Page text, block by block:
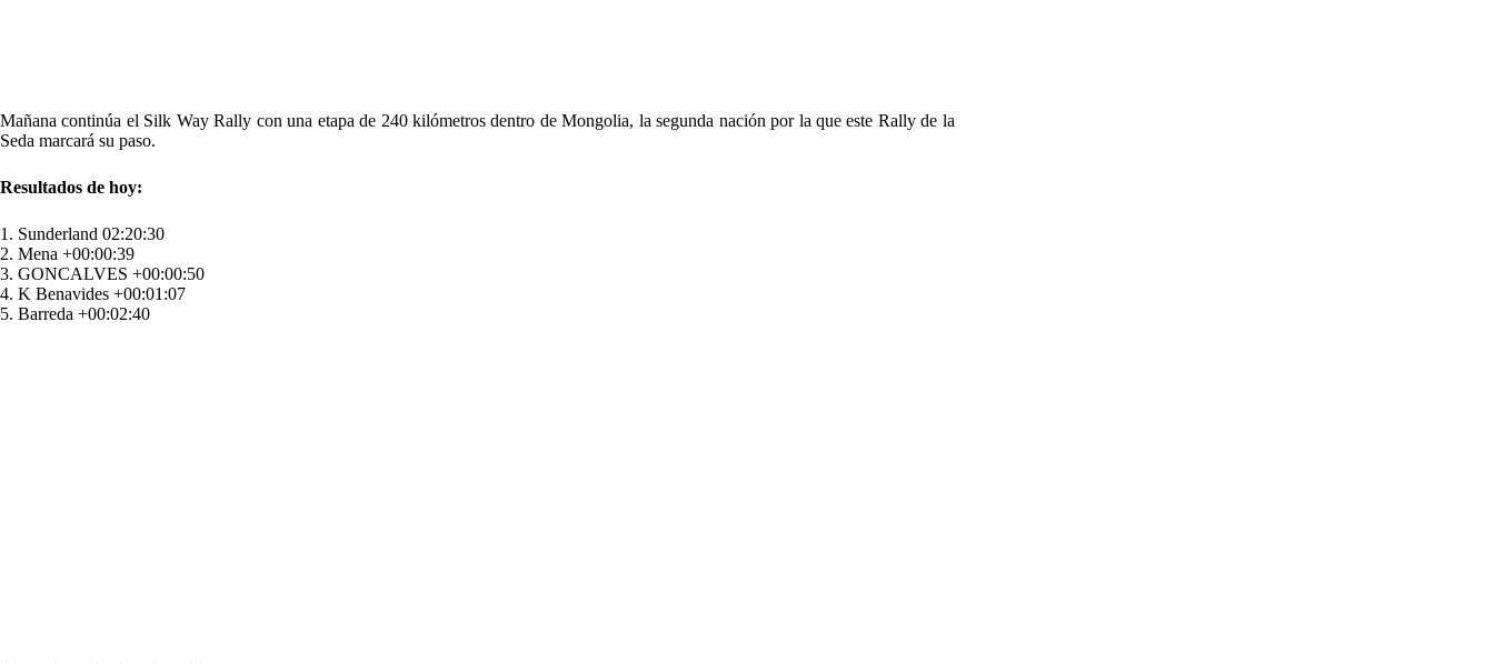
Mañana continúa el Silk Way Rally con una etapa de 240 kilómetros dentro de Mongolia, la segunda nación por la que este Rally de la
Seda marcará su paso.
Resultados de hoy:
1. Sunderland 02:20:30
2. Mena +00:00:39
3. GONCALVES +00:00:50
4. K Benavides +00:01:07
5. Barreda +00:02:40